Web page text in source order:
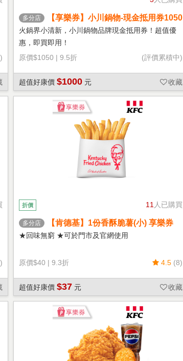
多分店
【享樂券】小川鍋物-現金抵用券1050
元(一次型)
火鍋界小清新，小川鍋物品牌現金抵用券！超值優
惠，即買即用！
原價$1050 | 9.5折 (評價累積中)
超值好康價 $1000 元 收藏
11 人已購買
折價
多分店 【肯德基】1份香酥脆薯(小) 享樂券
★回味無窮 ★可於門市及官網使用
原價$40 | 9.3折 4.5 (8)
超值好康價 $37 元 收藏